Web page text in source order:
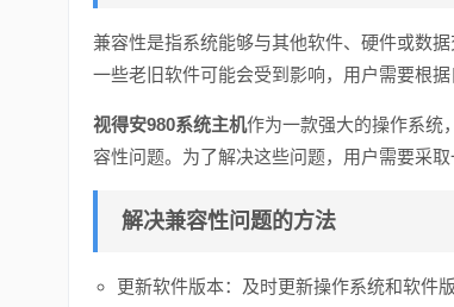
兼容性是指系统能够与其他软件、硬件或数
一些老旧软件可能会受到影响，用户需要根
视得安980系统主机作为一款强大的操作系统
容性问题。为了解决这些问题，用户需要采取
解决兼容性问题的方法
更新软件版本：及时更新操作系统和软件